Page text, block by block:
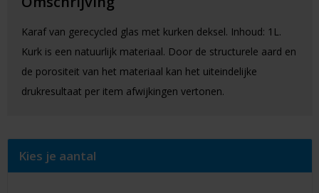
Karaf van gerecycled glas met kurken deksel. Inhoud: 1L.
Kurk is een natuurlijk materiaal. Door de structurele aard en
de porositeit van het materiaal kan het uiteindelijke
drukresultaat per item afwijkingen vertonen.
Kies je aantal